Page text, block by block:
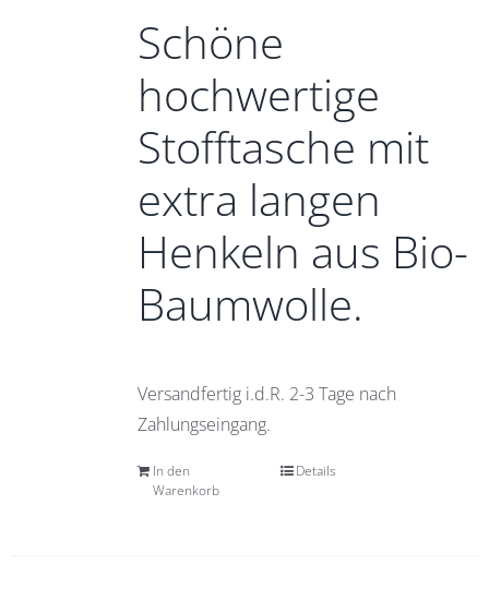
Schöne
hochwertige
Stofftasche mit
extra langen
Henkeln aus Bio-
Baumwolle.
Versandfertig i.d.R. 2-3 Tage nach
Zahlungseingang.
In den
Warenkorb
Details